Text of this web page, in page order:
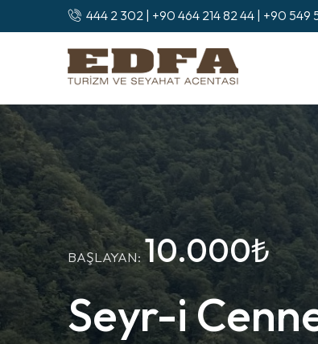
444 2 302 | +90 464 214 82 44 | +90 549
BAŞLAYAN: 10.000₺
Seyr-i